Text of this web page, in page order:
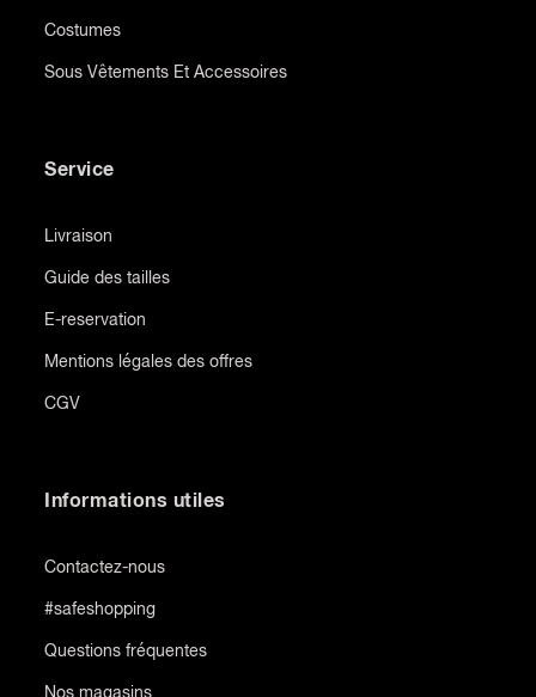
Costumes
Sous Vêtements Et Accessoires
Service
Livraison
Guide des tailles
E-reservation
Mentions légales des offres
CGV
Informations utiles
Contactez-nous
#safeshopping
Questions fréquentes
Nos magasins